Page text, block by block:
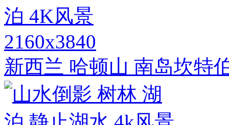
2160x3840
新西兰 哈顿山 南岛坎特